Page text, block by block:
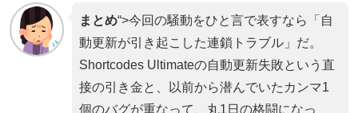
まとめ“>今回の騒動をひと言で表すなら「自
動更新が引き起こした連鎖トラブル」だ。
Shortcodes Ultimateの自動更新失敗という直
接の引き金と、以前から潜んでいたカンマ1
個のバグが重なって、丸1日の格闘になっ